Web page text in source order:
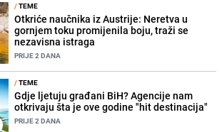
/TEME
Otkriće naučnika iz Austrije: Neretva u
gornjem toku promijenila boju, traži se
nezavisna istraga
PRIJE 2 DANA
/TEME
Gdje ljetuju građani BiH? Agencije nam
otkrivaju šta je ove godine "hit destinacija"
PRIJE 2 DANA